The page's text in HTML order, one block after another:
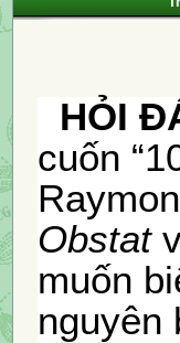
HỎI
cuốn
Obstat
muốn
nguyên